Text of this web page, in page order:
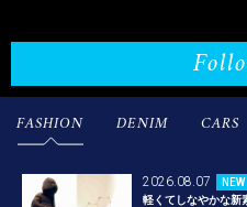
FASHION DENIM CARS
2026.08.07
NEW
軽くてしなやかな新